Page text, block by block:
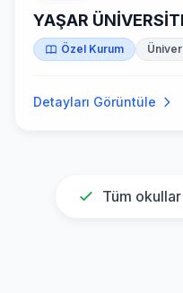
YAŞAR
Özel Kurum
Detayları Görüntüle
Tüm